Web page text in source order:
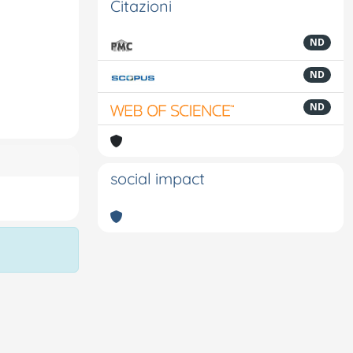
Citazioni
ND
ND
ND
social impact